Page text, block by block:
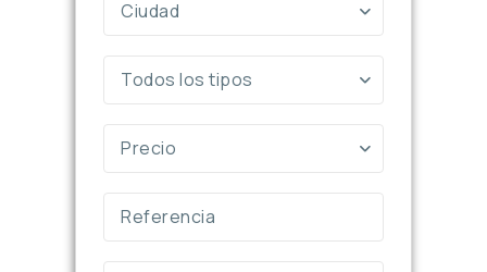
Ciudad
Todos los tipos
Precio